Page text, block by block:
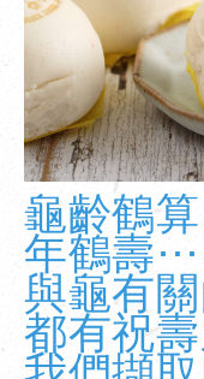
龜齡鶴
年鶴壽
與龜有
都有祝